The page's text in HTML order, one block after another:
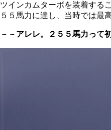
ツインカムターボを装着する
５５馬力に達し、当時では最
－－アレレ。２５５馬力って